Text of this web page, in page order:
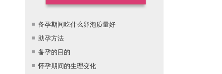
备孕期间吃什么卵泡质量好
助孕方法
备孕的目的
怀孕期间的生理变化